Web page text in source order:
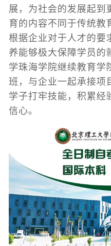
展，为社会的发展起到
育的内容不同于传统教
根据企业对于人才的要
养能够极大保障学员的
学珠海学院继续教育学
班，与企业一起承接项
学子打牢技能，积累经
信心。